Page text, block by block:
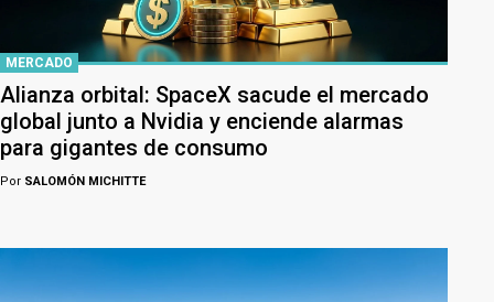
MERCADO
Alianza orbital: SpaceX sacude el mercado
global junto a Nvidia y enciende alarmas
para gigantes de consumo
Por SALOMÓN MICHITTE